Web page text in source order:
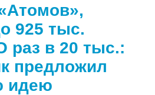
925 тыс.
раз в 20 тыс.:
предложил
идею